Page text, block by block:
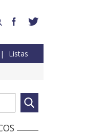
Listas